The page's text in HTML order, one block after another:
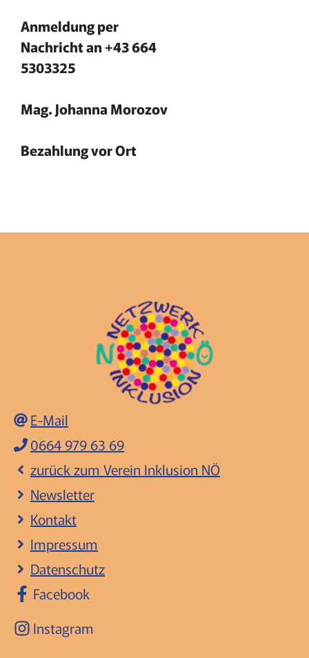
Anmeldung per
Nachricht an +43 664
5303325
Mag. Johanna Morozov
Bezahlung vor Ort
E-Mail
0664 979 63 69
zurück zum Verein Inklusion NÖ
Newsletter
Kontakt
Impressum
Datenschutz
Facebook
Instagram